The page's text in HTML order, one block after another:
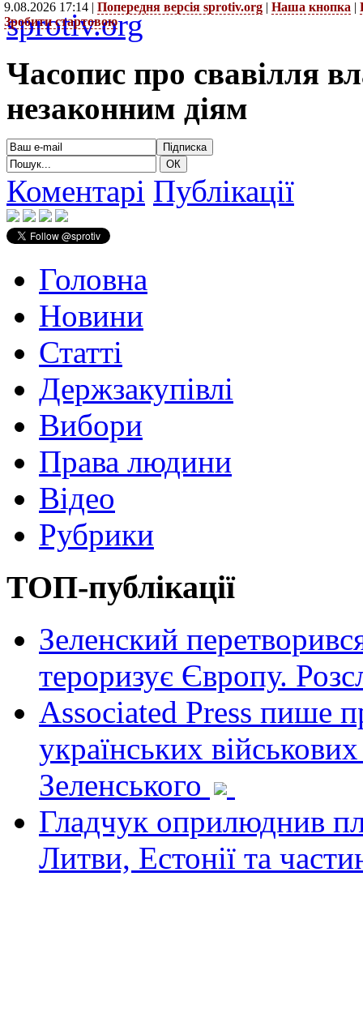
9.08.2026 17:14 | Попередня версія sprotiv.org | Наша кнопка |
Зробити стартовою
sprotiv.org
Часопис про свавілля
незаконним діям
Коментарі Публікації
Головна
Новини
Статті
Держзакупівлі
Вибори
Права людини
Відео
Рубрики
ТОП-публікації
Зеленский
тероризує Європу.
Associated Press пише
українських
Зеленського
Гладчук оприлюднив
Литви, Естонії та